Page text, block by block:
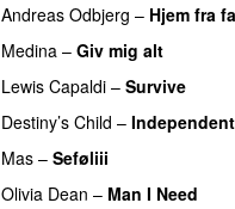
Andreas Odbjerg – Hjem fra
Medina – Giv mig alt
Lewis Capaldi – Survive
Destiny’s Child –
Mas – Seføliii
Olivia Dean – Man I Need